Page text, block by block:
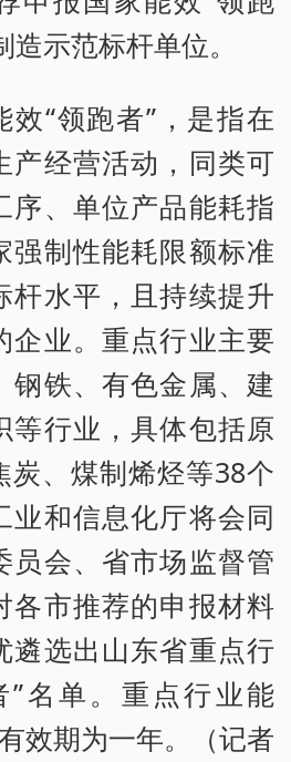
示范标杆单位。
效“领跑者”，是指在
产经营活动，同类可
序、单位产品能耗指
强制性能耗限额标准
杆水平，且持续提升
企业。重点行业主要
钢铁、有色金属、建
等行业，具体包括原
炭、煤制烯烃等38个
业和信息化厅将会同
员会、省市场监督管
各市推荐的申报材料
遴选出山东省重点行
”名单。重点行业能
效期为一年。（记者